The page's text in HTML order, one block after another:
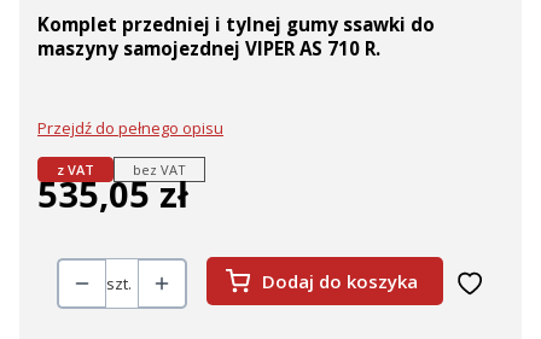
Komplet przedniej i tylnej gumy ssawki do
maszyny samojezdnej VIPER AS 710 R.
Przejdź do pełnego opisu
z VAT bez VAT
Cena
535,05 zł
szt. Dodaj do koszyka